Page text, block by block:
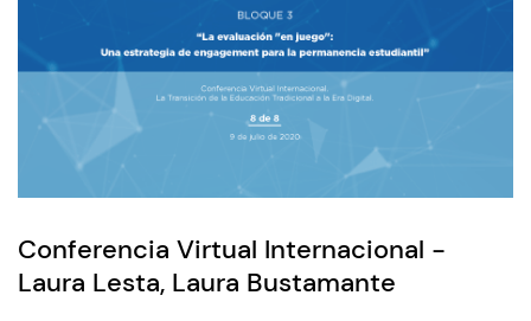
Académicos
Alumni
Biblioteca
Language Center
Conferencia Virtual Internacional -
Laura Lesta, Laura Bustamante